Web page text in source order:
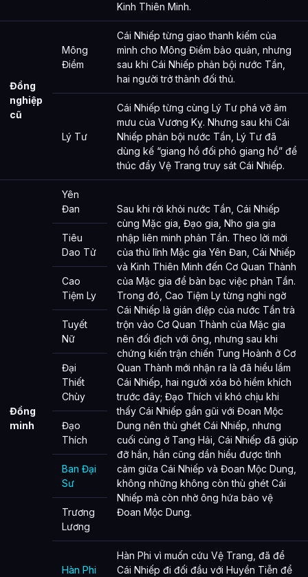
Kinh Thiên Minh.
Đồng
nghiệp
cũ
Mông
Điềm
Cái Nhiếp từng giao thanh kiếm của
mình cho Mông Điềm bảo quản, nhưng
sau khi Cái Nhiếp phản bội nước Tần,
hai người trở thành đối thủ.
Lý Tư
Cái Nhiếp từng cùng Lý Tư phá vỡ âm
mưu của Vương Kỵ. Nhưng sau khi Cái
Nhiếp phản bội nước Tần, Lý Tư đã
dùng kế “giang hồ đối phó giang hồ” để
thúc đẩy Vệ Trang truy sát Cái Nhiếp.
Đồng
minh
Yên
Đan
Sau khi rời khỏi nước Tần, Cái Nhiếp
cùng Mặc gia, Đạo gia, Nho gia gia
nhập liên minh phản Tần. Theo lời mời
của thủ lĩnh Mặc gia Yên Đan, Cái Nhiếp
và Kinh Thiên Minh đến Cơ Quan Thành
của Mặc gia để bàn bạc việc phản Tần.
Trong đó, Cao Tiệm Ly từng nghi ngờ
Cái Nhiếp là gián điệp của nước Tần trà
trộn vào Cơ Quan Thành của Mặc gia
nên đối địch với ông, nhưng sau khi
chứng kiến trận chiến Tung Hoành ở Cơ
Quan Thành mới nhận ra là đã hiểu lầm
Cái Nhiếp, hai người xóa bỏ hiềm khích
trước đây; Đạo Thích vì khó chịu khi
thấy Cái Nhiếp gần gũi với Đoan Mộc
Dung nên thù ghét Cái Nhiếp, nhưng
cuối cùng ở Tang Hải, Cái Nhiếp đã giúp
đỡ hắn, hắn cũng dần hiểu được tình
cảm giữa Cái Nhiếp và Đoan Mộc Dung,
không những không còn thù ghét Cái
Nhiếp mà còn nhờ ông hứa bảo vệ
Đoan Mộc Dung.
Tiêu
Dao Tử
Cao
Tiệm Ly
Tuyết
Nữ
Đại
Thiết
Chùy
Đạo
Thích
Ban Đại
Sư
Trương
Lương
Hàn Phi
Hàn Phi vì muốn cứu Vệ Trang, đã để
Cái Nhiếp đi đối đầu với Huyền Tiễn để